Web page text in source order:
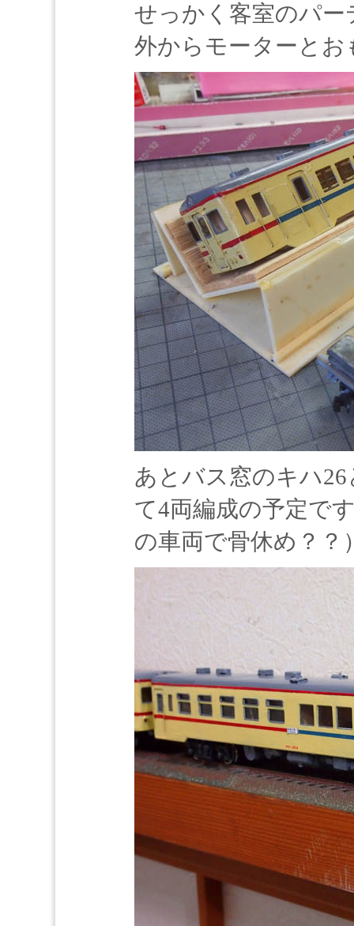
せっかく客室のパ
外からモーターと
あとバス窓のキハ
て4両編成の予定で
の車両で骨休め？？